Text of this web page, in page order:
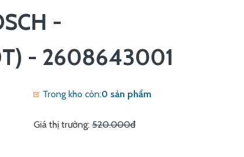
-
- 2608643001
Trong kho còn:0 sản phẩm
Giá thị trường: 520.000đ